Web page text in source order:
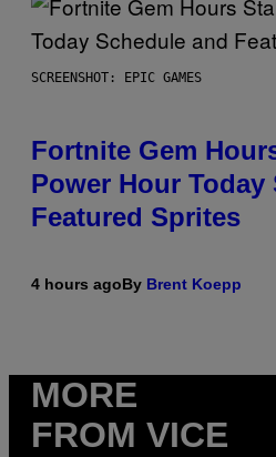
SCREENSHOT: EPIC GAMES
Fortnite Gem
Power Hour Today
Featured Sprites
4 hours agoBy Brent Koepp
MORE
FROM VICE